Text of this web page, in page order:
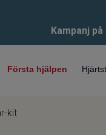
Kampanj
Första hjälpen
kit